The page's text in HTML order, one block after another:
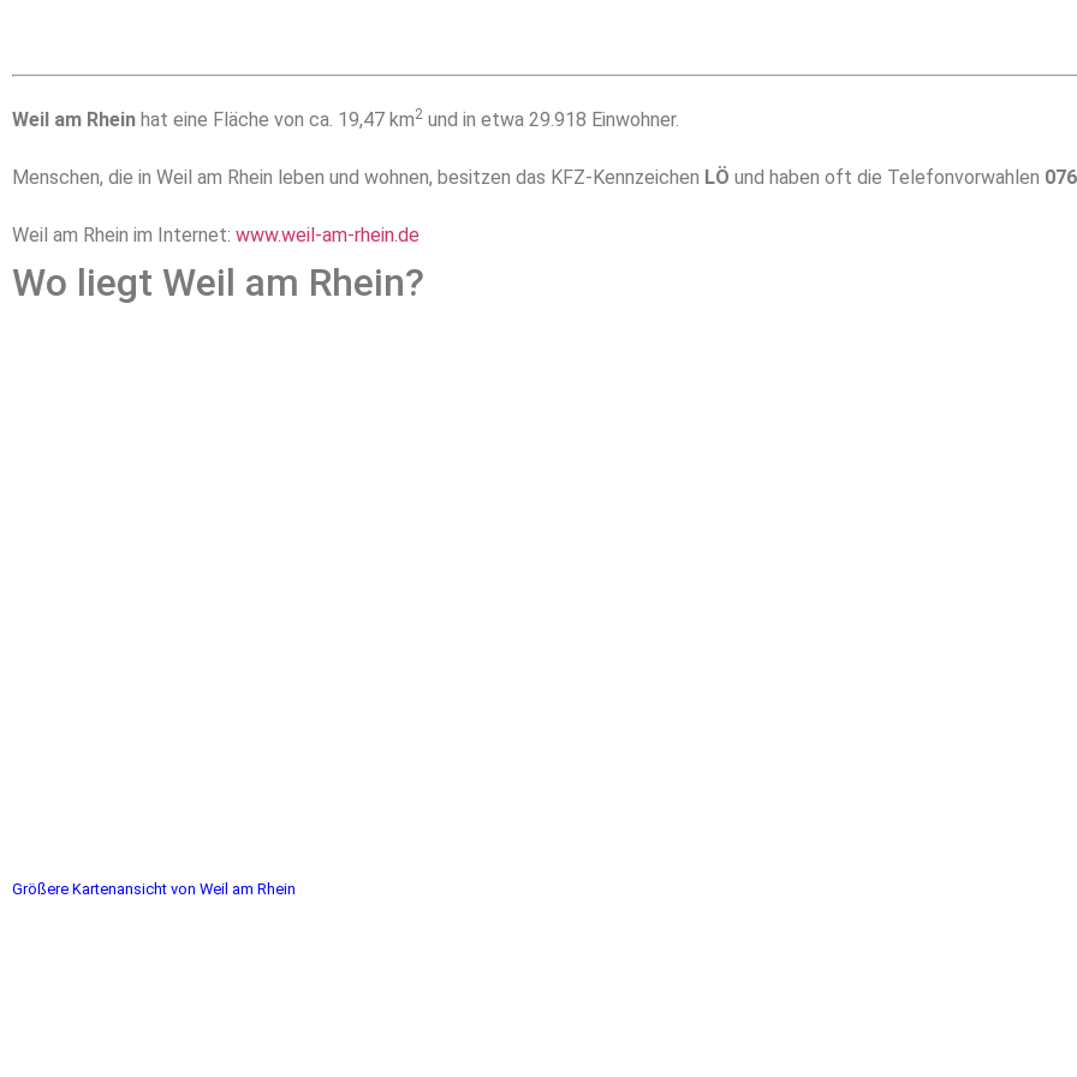
Weil am Rhein hat eine Fläche von ca. 19,47 km2 und in etwa 29.918 Einwohner.
Menschen, die in Weil am Rhein leben und wohnen, besitzen das KFZ-Kennzeichen LÖ und haben oft die Telefonvorwahlen
Weil am Rhein im Internet: www.weil-am-rhein.de
Wo liegt Weil am Rhein?
Größere Kartenansicht von Weil am Rhein